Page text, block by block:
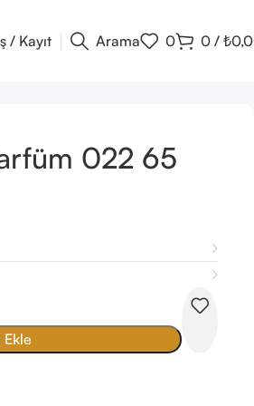
/ Kayıt Arama 0 0 / ₺
022 65